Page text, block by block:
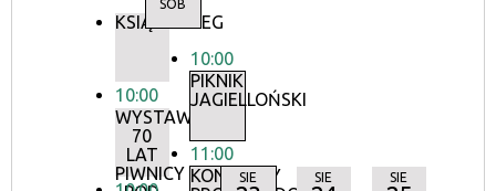
KSIĄŻKOBIEG
10:00
WYSTAWA:
70
LAT
PIWNICY
SOB
10:00
PIKNIK
JAGIELLOŃSKI
11:00
KONCERTY
SIE SIE SIE